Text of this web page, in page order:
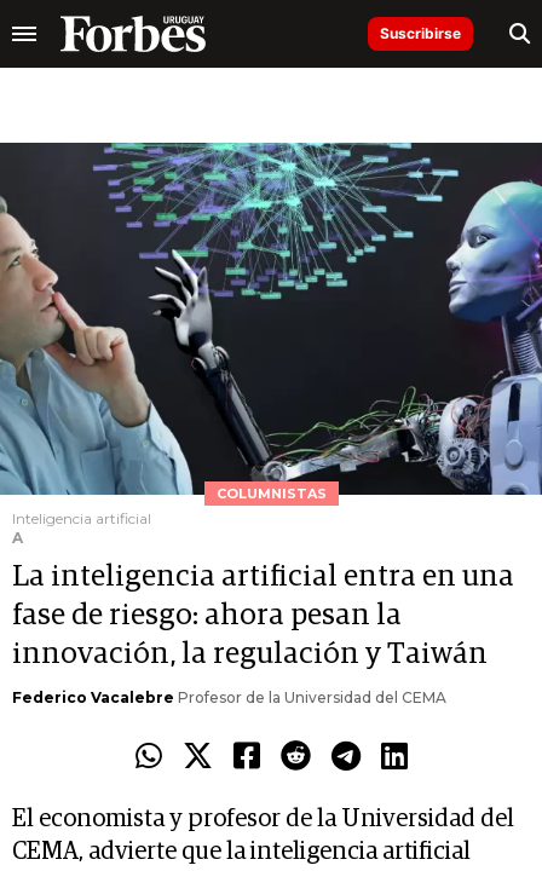
Suscribirse
COLUMNISTAS
Inteligencia artificial
A
La inteligencia artificial entra en una
fase de riesgo: ahora pesan la
innovación, la regulación y Taiwán
Federico Vacalebre Profesor de la Universidad del CEMA
El economista y profesor de la Universidad del
CEMA, advierte que la inteligencia artificial